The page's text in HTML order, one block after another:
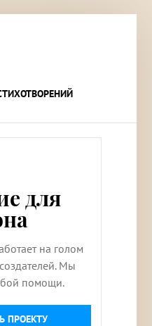
для
на голом
Мы
помощи.
ПРОЕКТУ